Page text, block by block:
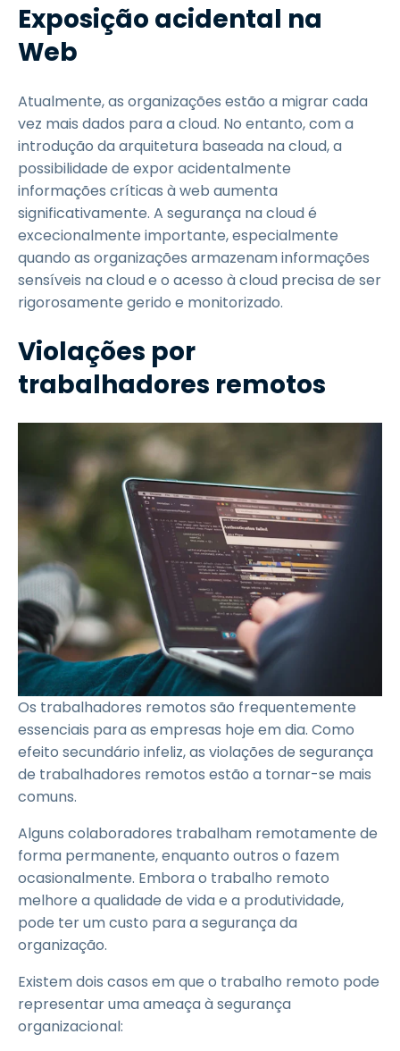
Exposição acidental na
Web
Atualmente, as organizações estão a migrar cada
vez mais dados para a cloud. No entanto, com a
introdução da arquitetura baseada na cloud, a
possibilidade de expor acidentalmente
informações críticas à web aumenta
significativamente. A segurança na cloud é
excecionalmente importante, especialmente
quando as organizações armazenam informações
sensíveis na cloud e o acesso à cloud precisa de ser
rigorosamente gerido e monitorizado.
Violações por
trabalhadores remotos
Os trabalhadores remotos são frequentemente
essenciais para as empresas hoje em dia. Como
efeito secundário infeliz, as violações de segurança
de trabalhadores remotos estão a tornar-se mais
comuns.
Alguns colaboradores trabalham remotamente de
forma permanente, enquanto outros o fazem
ocasionalmente. Embora o trabalho remoto
melhore a qualidade de vida e a produtividade,
pode ter um custo para a segurança da
organização.
Existem dois casos em que o trabalho remoto pode
representar uma ameaça à segurança
organizacional: